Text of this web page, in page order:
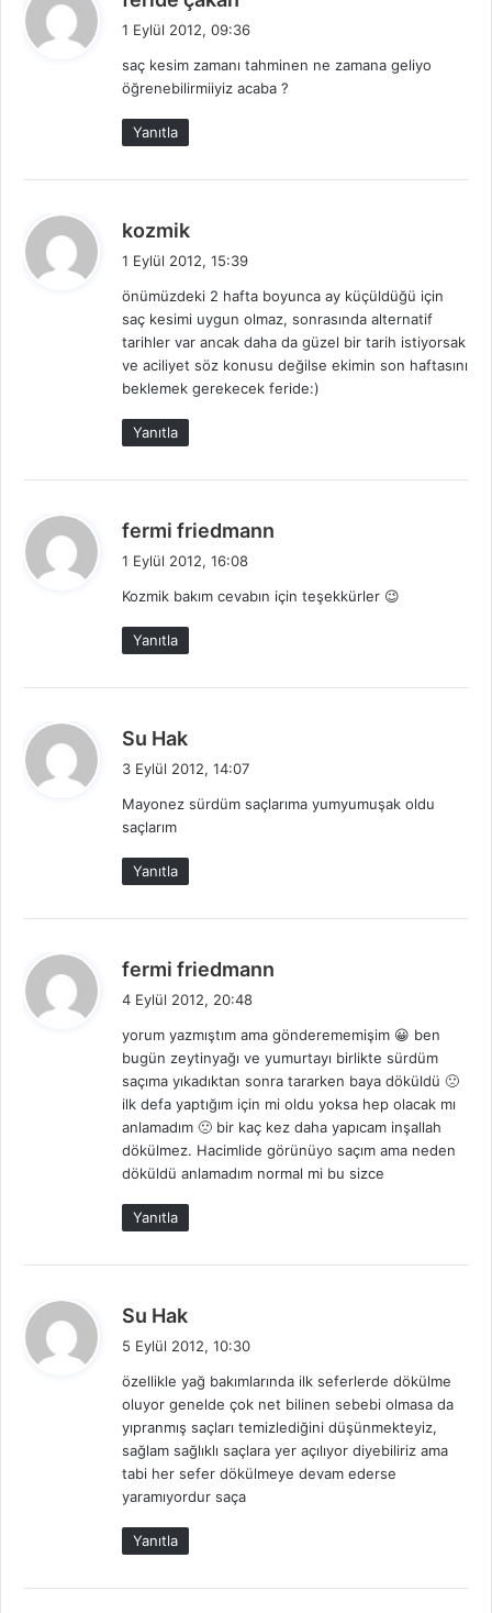
k
1 Eylül 2012, 09:36
saç kesim zamanı tahminen ne zamana geliyo
öğrenebilirmiiyiz acaba ?
Yanıtla
kozmik
i
k
i
1 Eylül 2012, 15:39
önümüzdeki 2 hafta boyunca ay küçüldüğü için
saç kesimi uygun olmaz, sonrasında alternatif
tarihler var ancak daha da güzel bir tarih istiyorsak
ve aciliyet söz konusu değilse ekimin son haftasını
beklemek gerekecek feride:)
Yanıtla
fermi friedmann
i
1 Eylül 2012, 16:08
Kozmik bakım cevabın için teşekkürler 😉
Yanıtla
Su Hak
i
i
:
3 Eylül 2012, 14:07
Mayonez sürdüm saçlarıma yumyumuşak oldu
saçlarım
Yanıtla
fermi friedmann
i
k
i
4 Eylül 2012, 20:48
yorum yazmıştım ama gönderememişim 😀 ben
bugün zeytinyağı ve yumurtayı birlikte sürdüm
saçıma yıkadıktan sonra tararken baya döküldü 🙁
ilk defa yaptığım için mi oldu yoksa hep olacak mı
anlamadım 🙁 bir kaç kez daha yapıcam inşallah
dökülmez. Hacimlide görünüyo saçım ama neden
döküldü anlamadım normal mi bu sizce
Yanıtla
Su Hak
i
k
:
5 Eylül 2012, 10:30
özellikle yağ bakımlarında ilk seferlerde dökülme
oluyor genelde çok net bilinen sebebi olmasa da
yıpranmış saçları temizlediğini düşünmekteyiz,
sağlam sağlıklı saçlara yer açılıyor diyebiliriz ama
tabi her sefer dökülmeye devam ederse
yaramıyordur saça
Yanıtla